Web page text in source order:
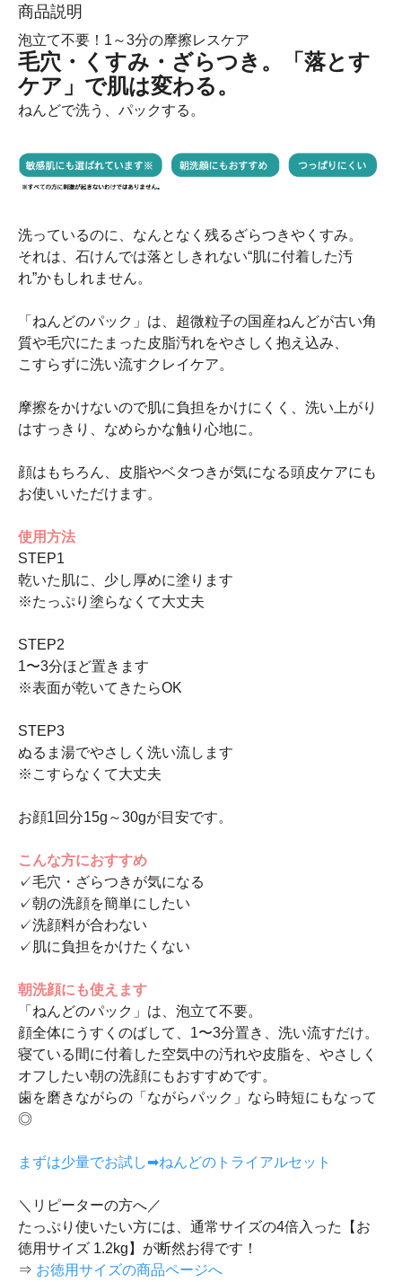
商品説明
泡立て不要！1～3分の摩擦レスケア
毛穴・くすみ・ざらつき。「落とす
ケア」で肌は変わる。
ねんどで洗う、パックする。
洗っているのに、なんとなく残るざらつきやくすみ。
それは、石けんでは落としきれない“肌に付着した汚
れ”かもしれません。
「ねんどのパック」は、超微粒子の国産ねんどが古い角
質や毛穴にたまった皮脂汚れをやさしく抱え込み、
こすらずに洗い流すクレイケア。
摩擦をかけないので肌に負担をかけにくく、洗い上がり
はすっきり、なめらかな触り心地に。
顔はもちろん、皮脂やベタつきが気になる頭皮ケアにも
お使いいただけます。
使用方法
STEP1
乾いた肌に、少し厚めに塗ります
※たっぷり塗らなくて大丈夫
STEP2
1〜3分ほど置きます
※表面が乾いてきたらOK
STEP3
ぬるま湯でやさしく洗い流します
※こすらなくて大丈夫
お顔1回分15g～30gが目安です。
こんな方におすすめ
✓毛穴・ざらつきが気になる
✓朝の洗顔を簡単にしたい
✓洗顔料が合わない
✓肌に負担をかけたくない
朝洗顔にも使えます
「ねんどのパック」は、泡立て不要。
顔全体にうすくのばして、1〜3分置き、洗い流すだけ。
寝ている間に付着した空気中の汚れや皮脂を、やさしく
オフしたい朝の洗顔にもおすすめです。
歯を磨きながらの「ながらパック」なら時短にもなって
◎
まずは少量でお試し➡ねんどのトライアルセット
＼リピーターの方へ／
たっぷり使いたい方には、通常サイズの4倍入った【お
徳用サイズ 1.2kg】が断然お得です！
⇒ お徳用サイズの商品ページへ